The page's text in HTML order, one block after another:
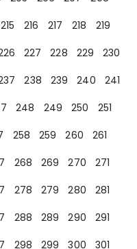
215 216 217 218
219
227 228 229
230
238 239 240
241
248 249 250
251
258 259 260
261
268 269 270
271
278 279 280
281
288 289 290
291
298 299 300 301